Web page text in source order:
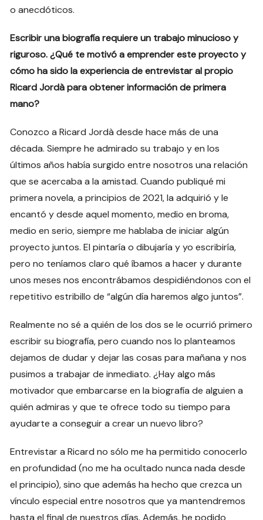
o anecdóticos.
Escribir una biografía requiere un trabajo minucioso y
riguroso. ¿Qué te motivó a emprender este proyecto y
cómo ha sido la experiencia de entrevistar al propio
Ricard Jordà para obtener información de primera
mano?
Conozco a Ricard Jordà desde hace más de una
década. Siempre he admirado su trabajo y en los
últimos años había surgido entre nosotros una relación
que se acercaba a la amistad. Cuando publiqué mi
primera novela, a principios de 2021, la adquirió y le
encantó y desde aquel momento, medio en broma,
medio en serio, siempre me hablaba de iniciar algún
proyecto juntos. El pintaría o dibujaría y yo escribiría,
pero no teníamos claro qué íbamos a hacer y durante
unos meses nos encontrábamos despidiéndonos con el
repetitivo estribillo de “algún día haremos algo juntos”.
Realmente no sé a quién de los dos se le ocurrió primero
escribir su biografía, pero cuando nos lo planteamos
dejamos de dudar y dejar las cosas para mañana y nos
pusimos a trabajar de inmediato. ¿Hay algo más
motivador que embarcarse en la biografía de alguien a
quién admiras y que te ofrece todo su tiempo para
ayudarte a conseguir a crear un nuevo libro?
Entrevistar a Ricard no sólo me ha permitido conocerlo
en profundidad (no me ha ocultado nunca nada desde
el principio), sino que además ha hecho que crezca un
vínculo especial entre nosotros que ya mantendremos
hasta el final de nuestros días. Además, he podido